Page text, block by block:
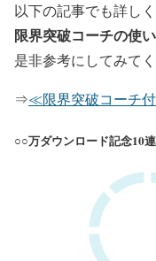
以下の記事でも詳し
限界突破コーチの使
是非参考にしてみてく
⇒≪限界突破コーチ
○○万ダウンロード記念10